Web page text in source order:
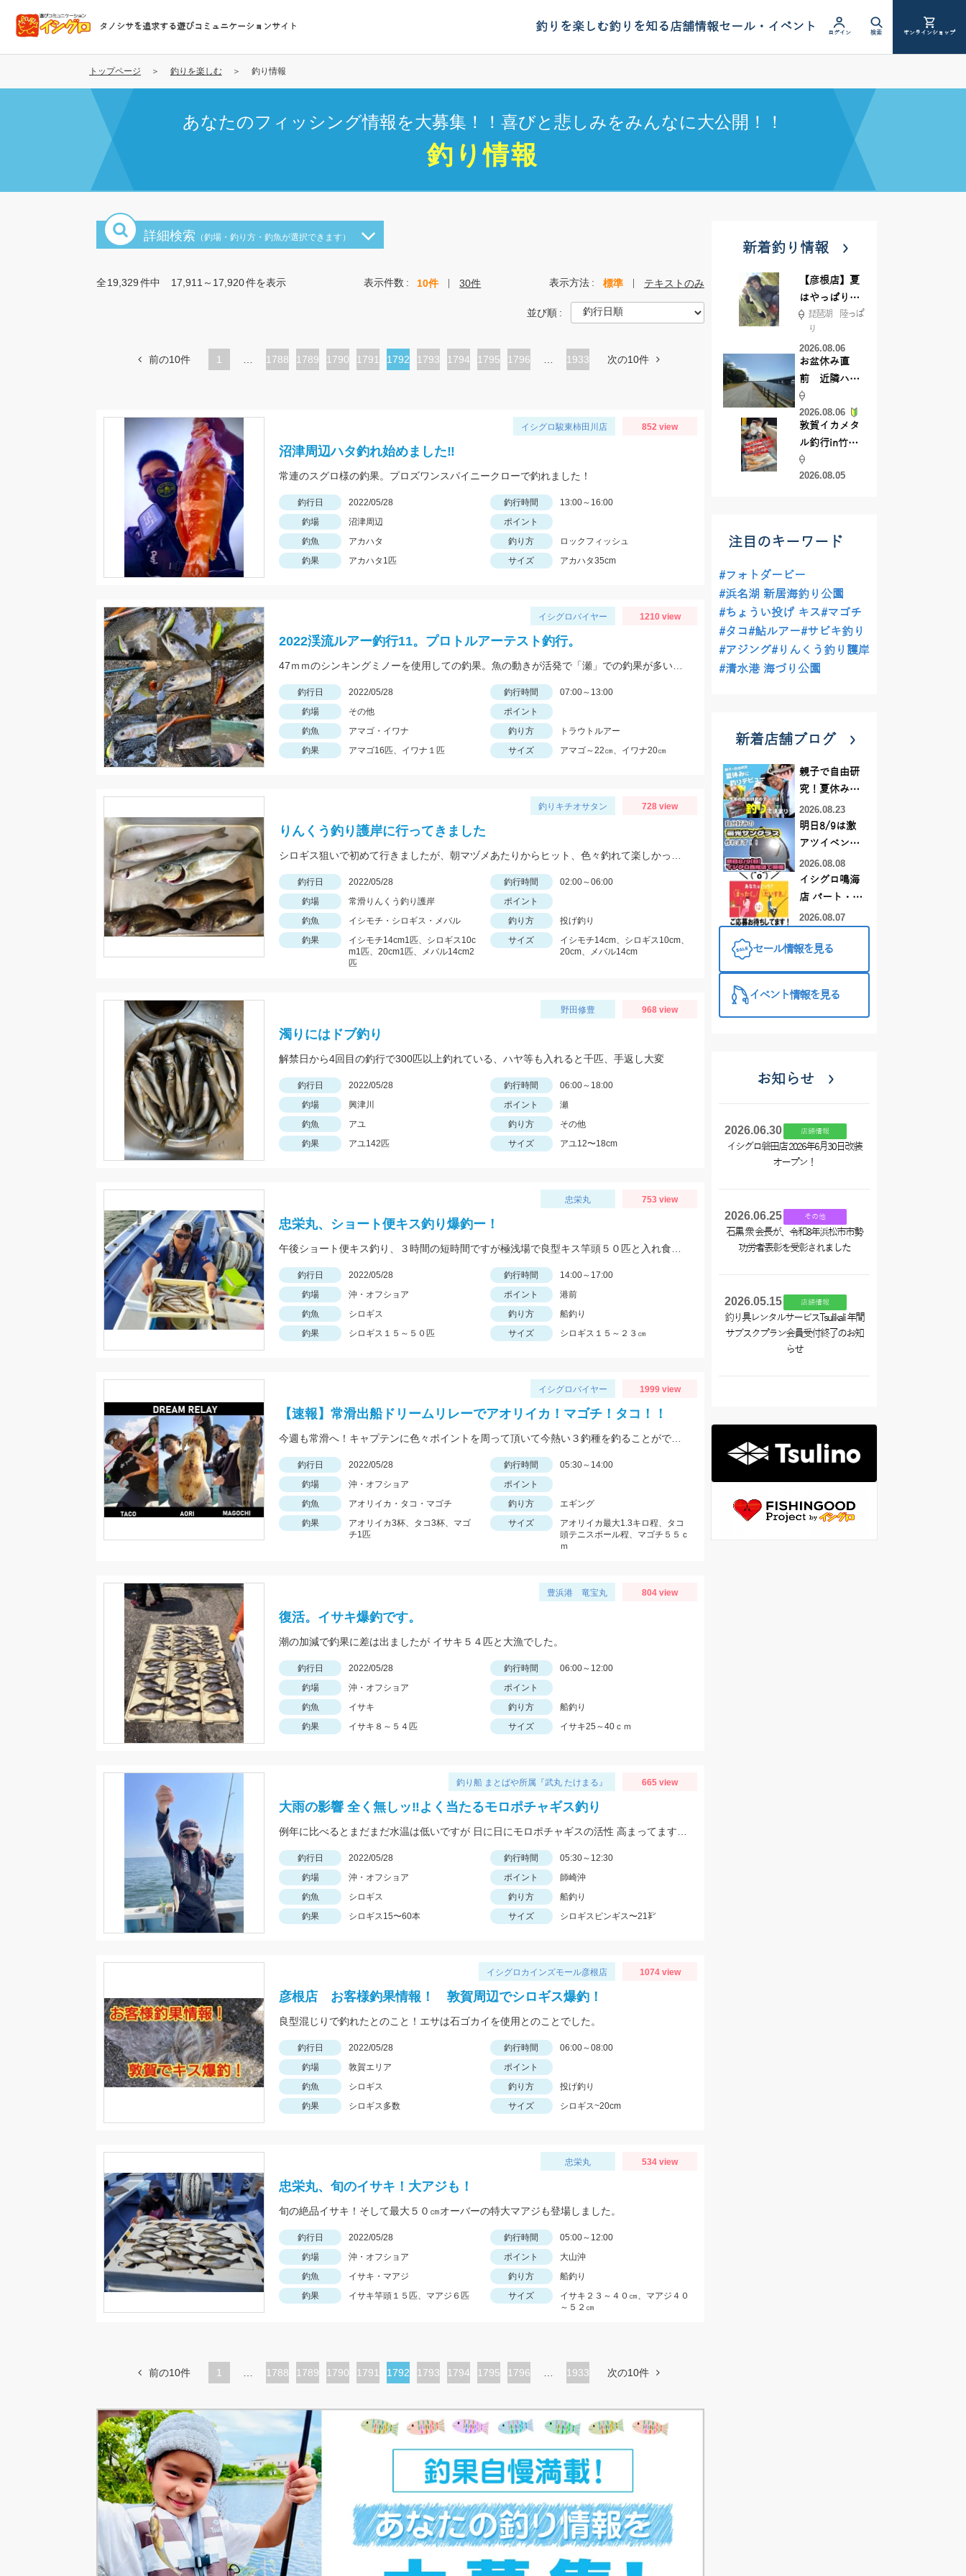
コ
テ
タノシサを追求する遊びコミュニケーションサイト 釣りを楽しむ釣りを知る店舗情報セール・イベント ログイン 検索 オンラインショップ
トップページ 釣りを楽しむ 釣り情報
あなたのフィッシング情報を大募集！！喜びと悲しみをみんなに大公開！！
釣り情報
詳細検索 （釣場・釣り方・釣魚が選択できます）
全19,329件中 17,911～17,920件を表示 表示件数 10件 30件 表示方法 標準 テキストのみ
並び順
前の10件 1
ペ
1788
ペ
1789
ペ
1790
ペ
1791
カ
ペ
1792
ペ
1793
ペ
1794
ペ
1795
ペ
1796 1933 次の10件
イシグロ駿東柿田川店 852 view
沼津周辺ハタ釣れ始めました‼
常連のスグロ様の釣果。プロズワンスパイニークローで釣れました！
釣行日 2022/05/28 釣行時間
13:00～16:00
釣場
沼津周辺
ポイント
釣魚
アカハタ 釣り方
ロックフィッシュ
釣果
アカハタ1匹 サイズ アカハタ35cm
イシグロバイヤー 1210 view
2022渓流ルアー釣行11。プロトルアーテスト釣行。
釣行日 2022/05/28 釣行時間
07:00～13:00
釣場
その他
ポイント
釣魚
アマゴ・イワナ 釣り方
トラウトルアー
釣果
アマゴ16匹、イワナ１匹 サイズ アマゴ～22㎝、イワナ20㎝
釣りキチオサタン 728 view
りんくう釣り護岸に行ってきました
釣行日 2022/05/28 釣行時間
02:00～06:00
釣場
常滑りんくう釣り護岸
ポイント
釣魚
イシモチ・シロギス・メバル 釣り方
投げ釣り
釣果
イシモチ14cm1匹、シロギス10c
m1匹、20cm1匹、メバル14cm2
匹
サイズ
イシモチ14cm、シロギス10cm、
20cm、メバル14cm
野田修豊 968 view
濁りにはドブ釣り
解禁日から4回目の釣行で300匹以上釣れている、ハヤ等も入れると千匹、手返し大変
釣行日 2022/05/28 釣行時間
06:00～18:00
釣場
興津川 ポイント
瀬
釣魚
アユ 釣り方
その他
釣果
アユ142匹 サイズ アユ12〜18cm
忠栄丸 753 view
忠栄丸、ショート便キス釣り爆釣ー！
釣行日 2022/05/28 釣行時間
14:00～17:00
釣場
沖・オフショア ポイント
港前
釣魚
シロギス 釣り方
船釣り
釣果
シロギス１５～５０匹 サイズ シロギス１５～２３㎝
イシグロバイヤー 1999 view
【速報】常滑出船ドリームリレーでアオリイカ！マゴチ！タコ！！
釣行日 2022/05/28 釣行時間
05:30～14:00
釣場
沖・オフショア
ポイント
釣魚
アオリイカ・タコ・マゴチ 釣り方
エギング
釣果
アオリイカ3杯、タコ3杯、マゴ
チ1匹
サイズ
アオリイカ最大1.3キロ程、タコ
頭テニスボール程、マゴチ５５ｃ
ｍ
豊浜港 竜宝丸 804 view
復活。イサキ爆釣です。
潮の加減で釣果に差は出ましたが イサキ５４匹と大漁でした。
釣行日 2022/05/28 釣行時間
06:00～12:00
釣場
沖・オフショア
ポイント
釣魚
イサキ 釣り方
船釣り
釣果
イサキ８～５４匹 サイズ イサキ25～40ｃｍ
釣り船 まとばや所属『武丸 たけまる』 665 view
大雨の影響 全く無しッ‼︎よく当たるモロポチャギス釣り
釣行日 2022/05/28 釣行時間
05:30～12:30
釣場
沖・オフショア ポイント
師崎沖
釣魚
シロギス 釣り方
船釣り
釣果
シロギス15〜60本 サイズ シロギスピンギス〜21㌢
イシグロカインズモール彦根店 1074 view
彦根店 お客様釣果情報！ 敦賀周辺でシロギス爆釣！
良型混じりで釣れたとのこと！エサは石ゴカイを使用とのことでした。
釣行日 2022/05/28 釣行時間
06:00～08:00
釣場
敦賀エリア
ポイント
釣魚
シロギス 釣り方
投げ釣り
釣果
シロギス多数 サイズ シロギス~20cm
忠栄丸 534 view
忠栄丸、旬のイサキ！大アジも！
旬の絶品イサキ！そして最大５０㎝オーバーの特大マアジも登場しました。
釣行日 2022/05/28 釣行時間
05:00～12:00
釣場
沖・オフショア ポイント
大山沖
釣魚
イサキ・マアジ 釣り方
船釣り
釣果
イサキ竿頭１５匹、マアジ６匹 サイズ
イサキ２３～４０㎝、マアジ４０
～５２㎝
前の10件 1
ペ
1788
ペ
ジ
1789
ペ
1790
ペ
1791
カ
ト
ジ
1792
ペ
1793
ペ
1794
ペ
1795
ペ
1796 1933 次の10件
新着釣り情報
【彦根店】夏
はやっぱりカ
バー撃ち
【45cmキャ
ッチ】
琵琶湖 陸っぱ
り
2026.08.06
お盆休み直
前 近隣ハゼ
釣り場調査し
てきました
2026.08.06
敦賀イカメタ
ル釣行in竹宝
丸様 釣り方で
釣果が激変！
2026.08.05
注目のキーワード
#フォトダービー
#浜名湖 新居海釣り公園
#ちょうい投げ キス#マゴチ
#タコ#鮎ルアー#サビキ釣り
#アジング#りんくう釣り護岸
#清水港 海づり公園
新着店舗ブログ
親子で自由研
究！夏休みに
釣りデビュー
2026.08.23
明日8/9は激
アツイベント
日！！！～オ
ーダー偏光グ
ラス受注会～
2026.08.08
イシグロ鳴海
店 パート・ア
ルバイトスタ
募集中！
2026.08.07
セール情報を見る
イベント情報を見る
お知らせ
2026.06.30 店舗情報
イシグロ磐田店 2026年6月30日改装
オープン！
2026.06.25 その他
石黒 衆 会長が、令和8年浜松市市勢
功労者表彰を受彰されました
2026.05.15 店舗情報
釣り具レンタルサービスTsulikali 年間
サブスクプラン会員受付終了のお知
らせ